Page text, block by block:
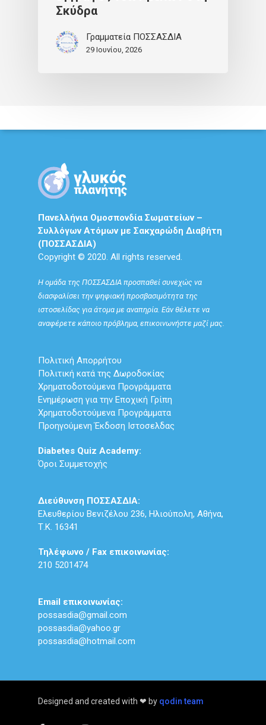
Σκύδρα
Γραμματεία ΠΟΣΣΑΣΔΙΑ
29 Ιουνίου, 2026
Πανελλήνια Ομοσπονδία Σωματείων –
Συλλόγων Ατόμων με Σακχαρώδη Διαβήτη
(ΠΟΣΣΑΣΔΙΑ)
Copyright © 2020. All rights reserved.
Η ομάδα της ΠΟΣΣΑΣΔΙΑ προσπαθεί συνεχώς να
διασφαλίσει την ψηφιακή προσβασιμότητα της
ιστοσελίδας για άτομα με αναπηρία. Εάν θέλετε να
αναφέρετε κάποιο πρόβλημα, επικοινωνήστε μαζί μας.
Πολιτική Απορρήτου
Πολιτική κατά της Δωροδοκίας
Χρηματοδοτούμενα Προγράμματα
Ενημέρωση για την Εποχική Γρίπη
Χρηματοδοτούμενα Προγράμματα
Προηγούμενη Έκδοση Ιστοσελδας
Diabetes Quiz Academy:
Όροι Συμμετοχής
Διεύθυνση ΠΟΣΣΑΣΔΙΑ:
Ελευθερίου Βενιζέλου 236, Ηλιούπολη, Αθήνα,
Τ.Κ. 16341
Τηλέφωνο / Fax επικοινωνίας:
210 5201474
Email επικοινωνίας:
possasdia@gmail.com
possasdia@yahoo.gr
possasdia@hotmail.com
Designed and created with ❤ by qodin team